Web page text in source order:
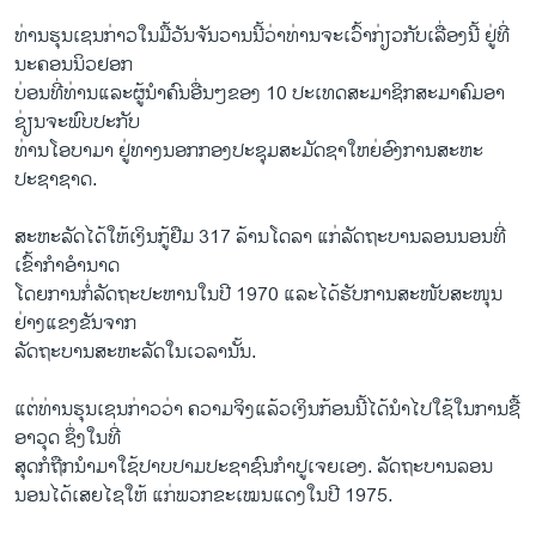
ພາສາຕ່າງໆ
ທ່ານຮຸນເຊນກ່າວໃນມື້ວັນຈັນວານນີ້ວ່າທ່ານຈະເວົ້າກ່ຽວກັບເລື່ອງນີ້ ຢູ່ທີ່
ນະຄອນນິວຢອກ
ບ່ອນທີ່ທ່ານແລະຜູ້ນຳຄົນອື່ນໆຂອງ 10 ປະເທດສະມາຊິກສະມາຄົມອາ
ຊ່ຽນຈະພົບປະກັບ
ທ່ານໂອບາມາ ຢູ່ທາງນອກກອງປະຊຸມສະມັດຊາໃຫຍ່ອົງການສະຫະ
ປະຊາຊາດ.
ສະຫະລັດໄດ້ໃຫ້ເງິນກູ້ຢືມ 317 ລ້ານໂດລາ ແກ່ລັດຖະບານລອນນອນທີ່
ເຂົ້າກຳອຳນາດ
ໂດຍການກໍ່ລັດຖະປະຫານໃນປີ 1970 ແລະໄດ້ຮັບການສະໜັບສະໜຸນ
ຢ່າງແຂງຂັນຈາກ
ລັດຖະບານສະຫະລັດໃນເວລານັ້ນ.
ແຕ່ທ່ານຮຸນເຊນກ່າວວ່າ ຄວາມຈິງແລ້ວເງິນກ້ອນນີ້ໄດ້ນຳໄປໃຊ້ໃນການຊື້
ອາວຸດ ຊຶ່ງໃນທີ່
ສຸດກໍຖືກ​ນໍາ​ມາໃຊ້ປາບປາມປະຊາຊົນກຳປູເຈຍເອງ. ລັດຖະບານລອນ
ນອນໄດ້ເສຍໄຊໃຫ້ ແກ່ພວກຂະເໝນແດງໃນປີ 1975.